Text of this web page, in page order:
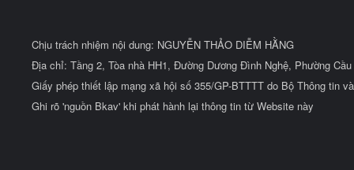
Chịu trách nhiệm nội dung: NGUYỄN THẢO DIỄM HẰNG
Địa chỉ: Tầng 2, Tòa nhà HH1, Đường Dương Đình Nghệ, Phường
Giấy phép thiết lập mạng xã hội số 355/GP-BTTTT do Bộ Thông tin
Ghi rõ 'nguồn Bkav' khi phát hành lại thông tin từ Website này